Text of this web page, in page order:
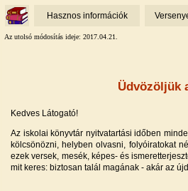
Hasznos információk
Az utolsó módosítás ideje: 2017.04.21.
Üdvözöljük
Kedves Látogató!
Az iskolai könyvtár nyitvatartási időben
kölcsönözni, helyben olvasni, folyóiratokat
ezek versek, mesék, képes- és
mit keres: biztosan talál magának - akár az